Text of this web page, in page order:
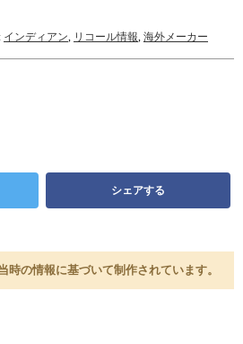
インディアン, リコール情報, 海外メーカー
シェアする
時の情報に基づいて制作されています。